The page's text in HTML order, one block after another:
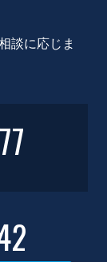
談に応じま